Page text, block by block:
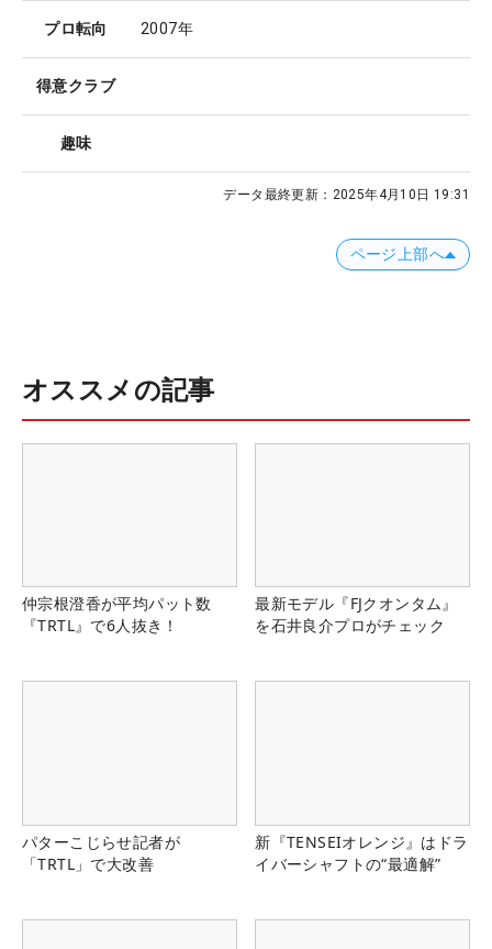
プロ転向 2007年
得意クラブ
趣味
データ最終更新： 2025年4月10日 19:31
ページ上部へ
オススメの記事
仲宗根澄香が平均パット数
『TRTL』で6人抜き！
最新モデル『FJクオンタム』
を石井良介プロがチェック
パターこじらせ記者が
「TRTL」で大改善
新『TENSEIオレンジ』はドラ
イバーシャフトの“最適解”